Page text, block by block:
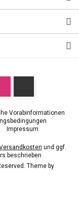
Vorabinformationen
Impressum
und ggf.
beschrieben
Theme by